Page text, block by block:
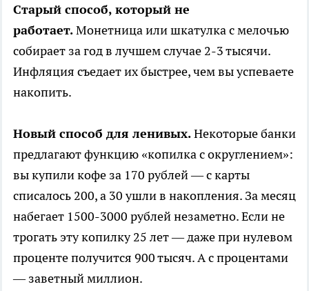
Старый способ, который не
работает.Монетница или шкатулка с мелочью
собирает за год в лучшем случае 2-3 тысячи.
Инфляция съедает их быстрее, чем вы успеваете
накопить.
Новый способ для ленивых.Некоторые банки
предлагают функцию «копилка с округлением»:
вы купили кофе за 170 рублей — с карты
списалось 200, а 30 ушли в накопления. За месяц
набегает 1500-3000 рублей незаметно. Если не
трогать эту копилку 25 лет — даже при нулевом
проценте получится 900 тысяч. А с процентами
— заветный миллион.